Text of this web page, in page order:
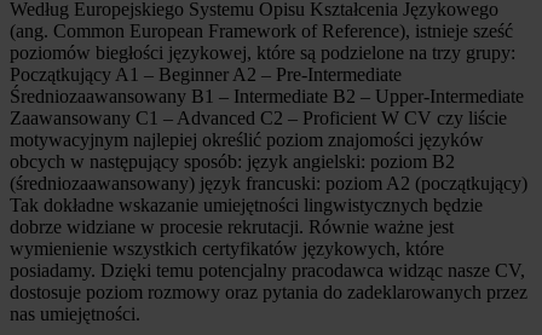
Według Europejskiego Systemu Opisu Kształcenia Językowego
(ang. Common European Framework of Reference), istnieje sześć
poziomów biegłości językowej, które są podzielone na trzy grupy:
Początkujący A1 – Beginner A2 – Pre-Intermediate
Średniozaawansowany B1 – Intermediate B2 – Upper-Intermediate
Zaawansowany C1 – Advanced C2 – Proficient W CV czy liście
motywacyjnym najlepiej określić poziom znajomości języków
obcych w następujący sposób: język angielski: poziom B2
(średniozaawansowany) język francuski: poziom A2 (początkujący)
Tak dokładne wskazanie umiejętności lingwistycznych będzie
dobrze widziane w procesie rekrutacji. Równie ważne jest
wymienienie wszystkich certyfikatów językowych, które
posiadamy. Dzięki temu potencjalny pracodawca widząc nasze CV,
dostosuje poziom rozmowy oraz pytania do zadeklarowanych przez
nas umiejętności.